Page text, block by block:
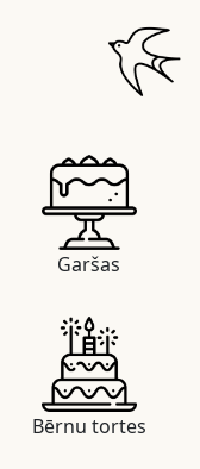
Garšas
Bērnu tortes